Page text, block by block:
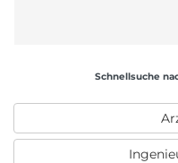
Schnellsuche